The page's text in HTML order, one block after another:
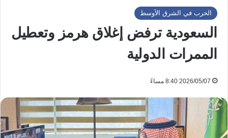
الحرب في الشرق الأوسط
السعودية ترفض إغلاق هرمز وتعطيل
الممرات الدولية
2026/05/07 8:40 مساءً